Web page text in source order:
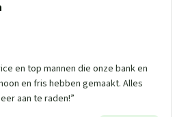
en top mannen die onze bank en
en fris hebben gemaakt. Alles
aan te raden!”